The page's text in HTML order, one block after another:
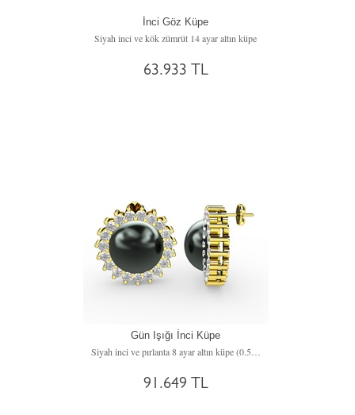
İnci Göz Küpe
Siyah inci ve kök zümrüt 14 ayar altın küpe
63.933 TL
Gün Işığı İnci Küpe
91.649 TL